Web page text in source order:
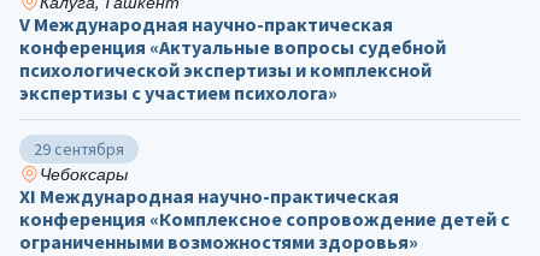
V Международная научно-практическая
конференция «Актуальные вопросы судебной
психологической экспертизы и комплексной
экспертизы с участием психолога»
29 сентября
Чебоксары
ХΙ Международная научно-практическая
конференция «Комплексное сопровождение детей с
ограниченными возможностями здоровья»